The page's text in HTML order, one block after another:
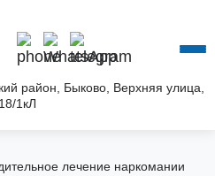
район, Быково, Верхняя улица,
18/1кЛ
лечение наркомании